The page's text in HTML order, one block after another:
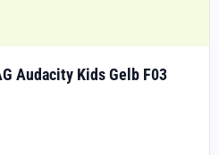
Audacity Kids Gelb F03